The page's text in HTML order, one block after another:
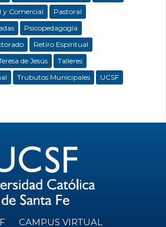
y Comercial
Pastoral
Psicopedagogía
Retiro Espiritual
de Jesús
Talleres
Trubutos Municipales UCSF
CAMPUS VIRTUAL